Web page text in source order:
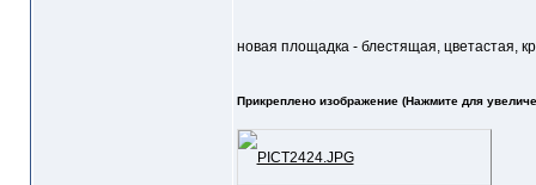
новая площадка - блестящая, цветастая,
Прикреплено изображение (Нажмите для